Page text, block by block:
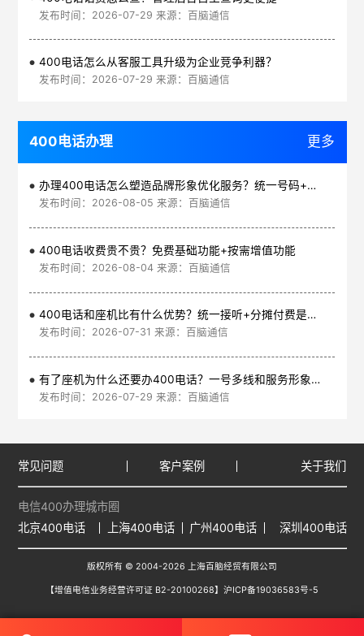
发布时间：2026-07-29 来源：百脑通信
400电话怎么从客服工具升级为企业竞争利器？
发布时间：2026-07-29 来源：百脑通信
400电话办理 更多
办理400电话怎么塑造品牌形象优化服务？统一号码+智能管理平台
发布时间：2026-08-05 来源：百脑通信
400电话收费贵不贵？免费基础功能+按需增值功能
发布时间：2026-08-04 来源：百脑通信
400电话和座机比有什么优势？统一接听+分摊付费是核心
发布时间：2026-07-31 来源：百脑通信
有了座机为什么还要办400电话？一号多线和服务形象是核心
发布时间：2026-07-29 来源：百脑通信
常见问题 客户案例 关于我们
电信400办理城市圈
北京400电话
上海400电话 广州400电话 深圳400电话
版权所有 © 2004-2026 上海百脑经贸有限公司
【增值电信业务经营许可证 B2-20100268】 沪ICP备19036583号-5